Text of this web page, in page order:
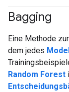
Bagging
Eine Methode
dem jedes Modell
Random Forest